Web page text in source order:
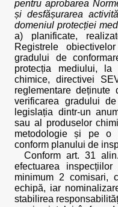
pentru aprobarea
și desfășurarea
domeniul protecției
a) planificate,
Registrele
gradului de
protecția mediului, la
chimice, directivei
reglementare
verificarea gradului
legislația dintr-un
sau al produselor
metodologie și pe o
conform planului de
Conform art. 31
efectuarea
minimum 2 comisari,
echipă, iar
stabilirea